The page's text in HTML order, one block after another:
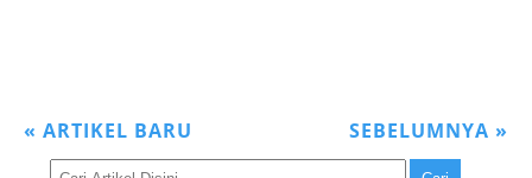
« ARTIKEL BARU SEBELUMNYA »